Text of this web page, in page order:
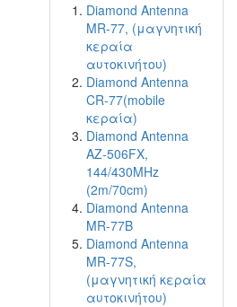
Diamond Antenna
MR-77, (μαγνητική
κεραία
αυτοκινήτου)
Diamond Antenna
CR-77(mobile
κεραία)
Diamond Antenna
AZ-506FX,
144/430MHz
(2m/70cm)
Diamond Antenna
MR-77B
Diamond Antenna
MR-77S,
(μαγνητική κεραία
αυτοκινήτου)